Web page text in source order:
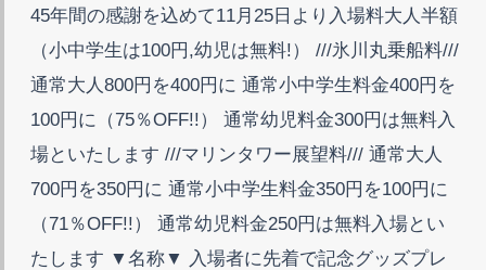
45年間の感謝を込めて11月25日より入場料大人半額
（小中学生は100円,幼児は無料!） ///氷川丸乗船料///
通常大人800円を400円に 通常小中学生料金400円を
100円に（75％OFF!!） 通常幼児料金300円は無料入
場といたします ///マリンタワー展望料/// 通常大人
700円を350円に 通常小中学生料金350円を100円に
（71％OFF!!） 通常幼児料金250円は無料入場とい
たします ▼名称▼ 入場者に先着で記念グッズプレ